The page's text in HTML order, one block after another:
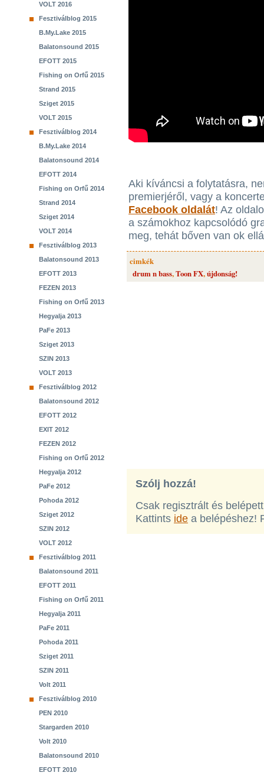
VOLT 2016
Fesztiválblog 2015
B.My.Lake 2015
Balatonsound 2015
EFOTT 2015
Fishing on Orfű 2015
Strand 2015
Sziget 2015
VOLT 2015
Fesztiválblog 2014
B.My.Lake 2014
Balatonsound 2014
EFOTT 2014
Fishing on Orfű 2014
Strand 2014
Sziget 2014
VOLT 2014
Fesztiválblog 2013
Balatonsound 2013
EFOTT 2013
FEZEN 2013
Fishing on Orfű 2013
Hegyalja 2013
PaFe 2013
Sziget 2013
SZIN 2013
VOLT 2013
Fesztiválblog 2012
Balatonsound 2012
EFOTT 2012
EXIT 2012
FEZEN 2012
Fishing on Orfű 2012
Hegyalja 2012
PaFe 2012
Pohoda 2012
Sziget 2012
SZIN 2012
VOLT 2012
Fesztiválblog 2011
Balatonsound 2011
EFOTT 2011
Fishing on Orfű 2011
Hegyalja 2011
PaFe 2011
Pohoda 2011
Sziget 2011
SZIN 2011
Volt 2011
Fesztiválblog 2010
PEN 2010
Stargarden 2010
Volt 2010
Balatonsound 2010
EFOTT 2010
Aki kíváncsi a folytatásra,
premierjéről, vagy a
Facebook oldalát! Az
a számokhoz kapcsolódó
meg, tehát bőven van ok
cimkék
drum n bass,Toon FX,újdonság!
Szólj hozzá!
Csak regisztrált és
Kattints ide a belépéshez!